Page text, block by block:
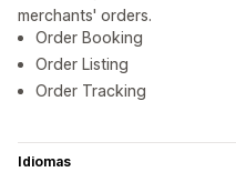
merchants' orders.
Order Booking
Order Listing
Order Tracking
Idiomas